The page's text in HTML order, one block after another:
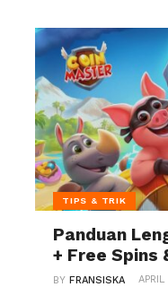
TIPS & TRIK
Panduan
+ Free Spins
BYFRANSISKA